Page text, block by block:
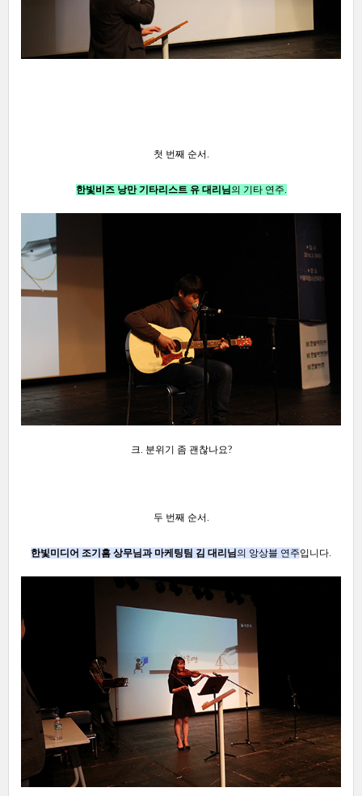
첫 번째 순서.
한빛비즈 낭만 기타리스트 유 대리님의 기타 연주.
크. 분위기 좀 괜찮나요?
두 번째 순서.
한빛미디어 조기흠 상무님과 마케팅팀 김 대리님 의 앙상블 연주입니다.